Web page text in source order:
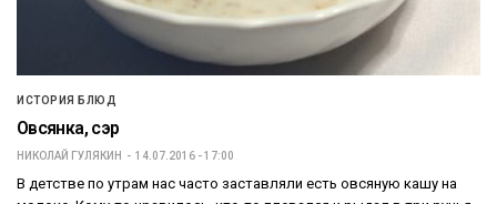
ИСТОРИЯ БЛЮД
Овсянка, сэр
НИКОЛАЙ ГУЛЯКИН 14.07.2016 - 17:00
В детстве по утрам нас часто заставляли есть овсяную кашу на